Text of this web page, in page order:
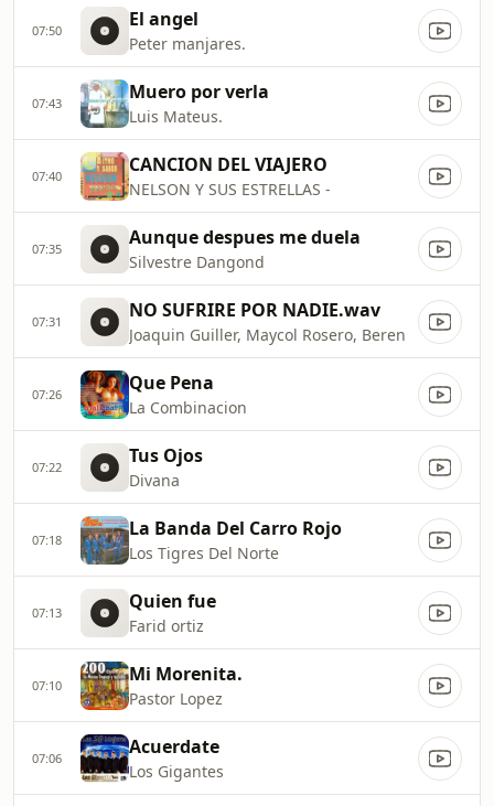
07:50 El angel
Peter manjares.
07:43 Muero por verla
Luis Mateus.
07:40 CANCION DEL VIAJERO
NELSON Y SUS ESTRELLAS -
07:35 Aunque despues me duela
Silvestre Dangond
07:31 NO SUFRIRE POR NADIE.wav
Joaquin Guiller, Maycol Rosero, Beren
07:26 Que Pena
La Combinacion
07:22 Tus Ojos
Divana
07:18 La Banda Del Carro Rojo
Los Tigres Del Norte
07:13 Quien fue
Farid ortiz
07:10 Mi Morenita.
Pastor Lopez
07:06 Acuerdate
Los Gigantes